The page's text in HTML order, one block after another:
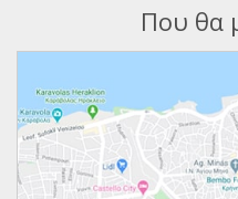
Που θα